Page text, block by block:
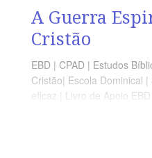
A Guerra
Cristão
EBD | CPAD | Estudos
Cristão| Escola Dominical
eficaz | Livro de Apoio